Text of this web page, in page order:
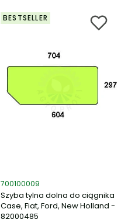
BESTSELLER
Kod produktu
700100009
Szyba tylna dolna do ciągnika
Case, Fiat, Ford, New Holland -
82000485